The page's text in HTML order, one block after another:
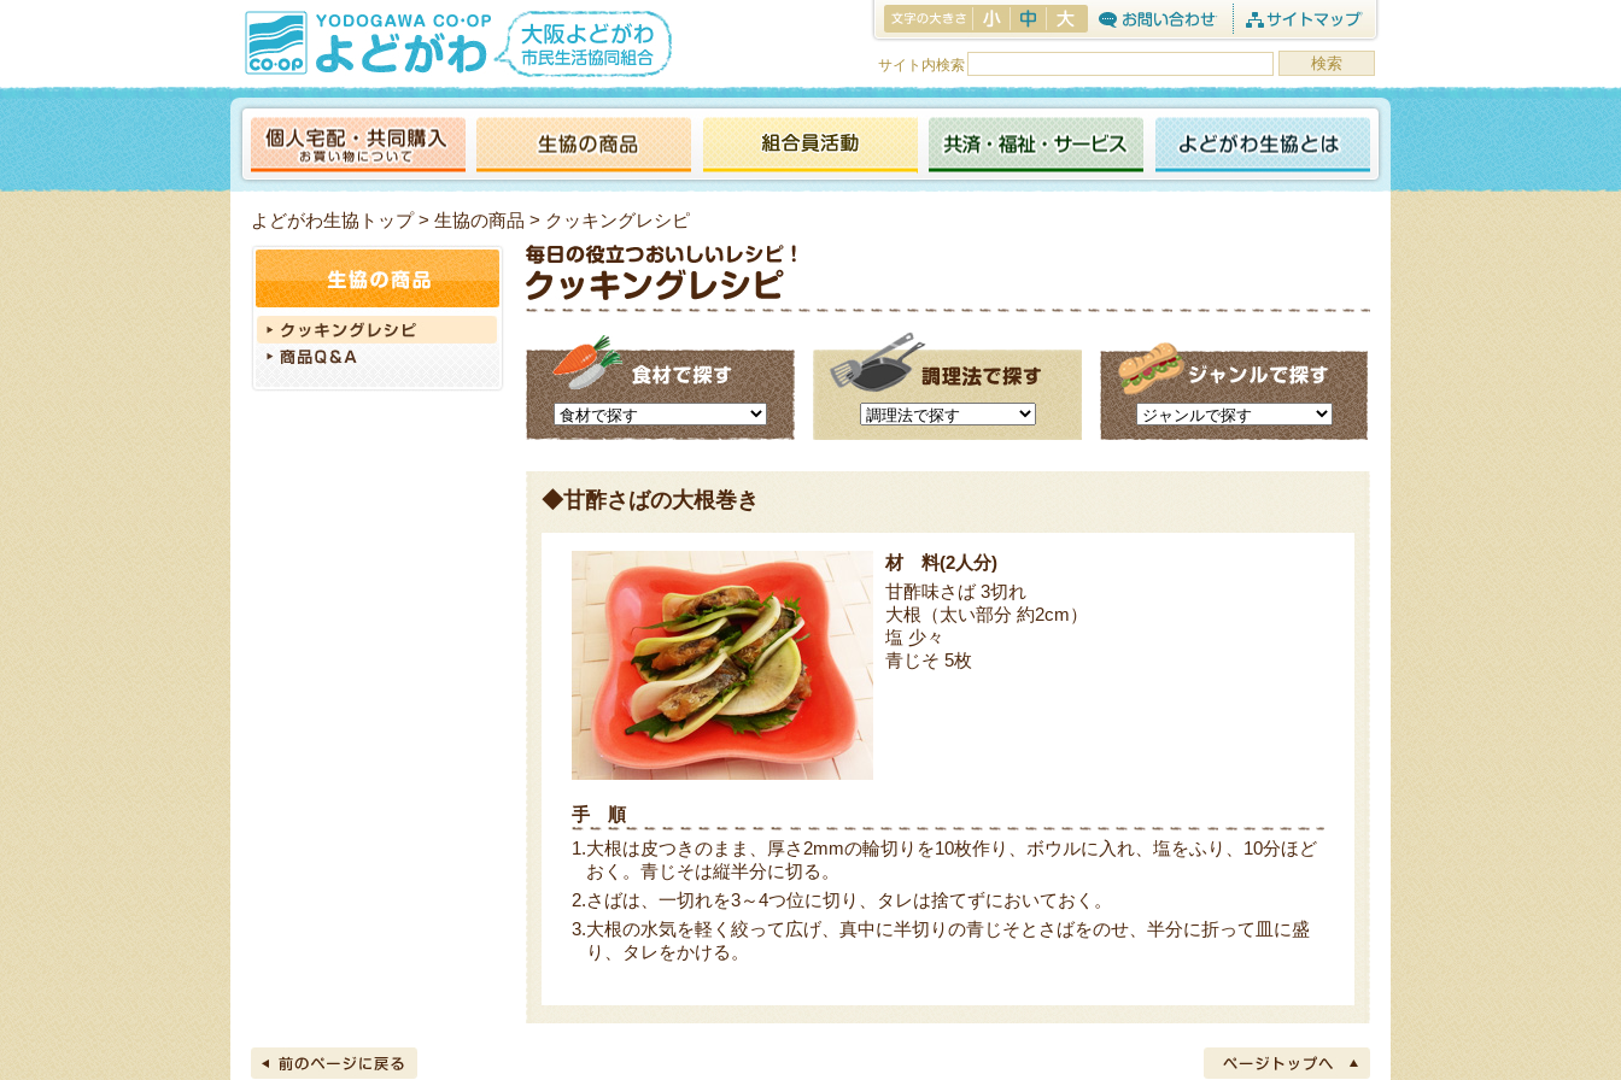
サイト内検索
よどがわ生協トップ> 生協の商品 > クッキングレシピ
◆甘酢さばの大根巻き
材 料(2人分)
甘酢味さば 3切れ
大根（太い部分 約2cm）
塩 少々
青じそ 5枚
手 順
1.大根は皮つきのまま、厚さ2mmの輪切りを10枚作り、ボウルに入れ、塩をふり、10分ほど
おく。青じそは縦半分に切る。
2.さばは、一切れを3～4つ位に切り、タレは捨てずにおいておく。
3.大根の水気を軽く絞って広げ、真中に半切りの青じそとさばをのせ、半分に折って皿に盛
り、タレをかける。